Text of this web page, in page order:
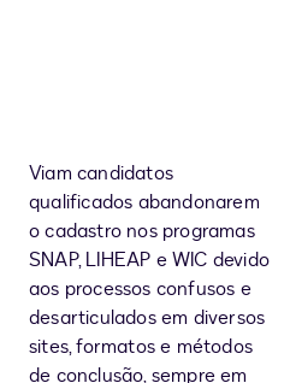
Viam candidatos
qualificados abandonarem
o cadastro nos programas
SNAP, LIHEAP e WIC devido
aos processos confusos e
desarticulados em diversos
sites, formatos e métodos
de conclusão, sempre em